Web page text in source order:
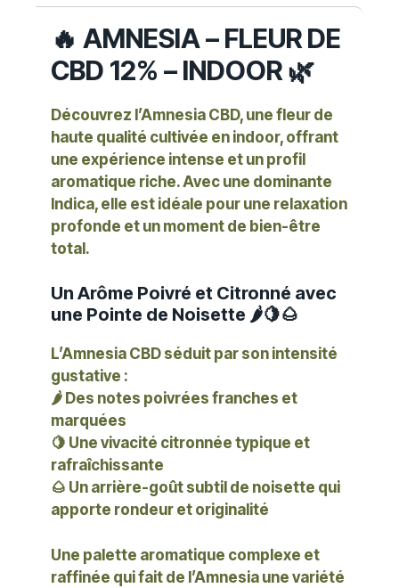
🔥 AMNESIA – FLEUR DE
CBD 12% – INDOOR 🌿
Découvrez l’Amnesia CBD, une fleur de
haute qualité cultivée en indoor, offrant
une expérience intense et un profil
aromatique riche. Avec une dominante
Indica, elle est idéale pour une relaxation
profonde et un moment de bien-être
total.
Un Arôme Poivré et Citronné avec
une Pointe de Noisette 🌶️🍋🌰
L’Amnesia CBD séduit par son intensité
gustative :
🌶️ Des notes poivrées franches et
marquées
🍋 Une vivacité citronnée typique et
rafraîchissante
🌰 Un arrière-goût subtil de noisette qui
apporte rondeur et originalité
Une palette aromatique complexe et
raffinée qui fait de l’Amnesia une variété